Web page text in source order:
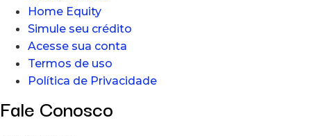
Home Equity
Simule seu crédito
Acesse sua conta
Termos de uso
Política de Privacidade
Fale Conosco